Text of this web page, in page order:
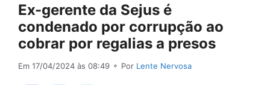
Ex-gerente da Sejus é
condenado por corrupção ao
cobrar por regalias a presos
Em 17/04/2024 às 08:49 ⚬ Por Lente Nervosa